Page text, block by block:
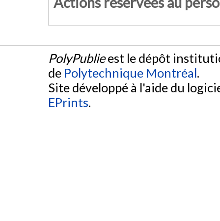
PolyPublieest le dépôt
de Polytechnique Montréal.
Site développé à l'aide du
EPrints.